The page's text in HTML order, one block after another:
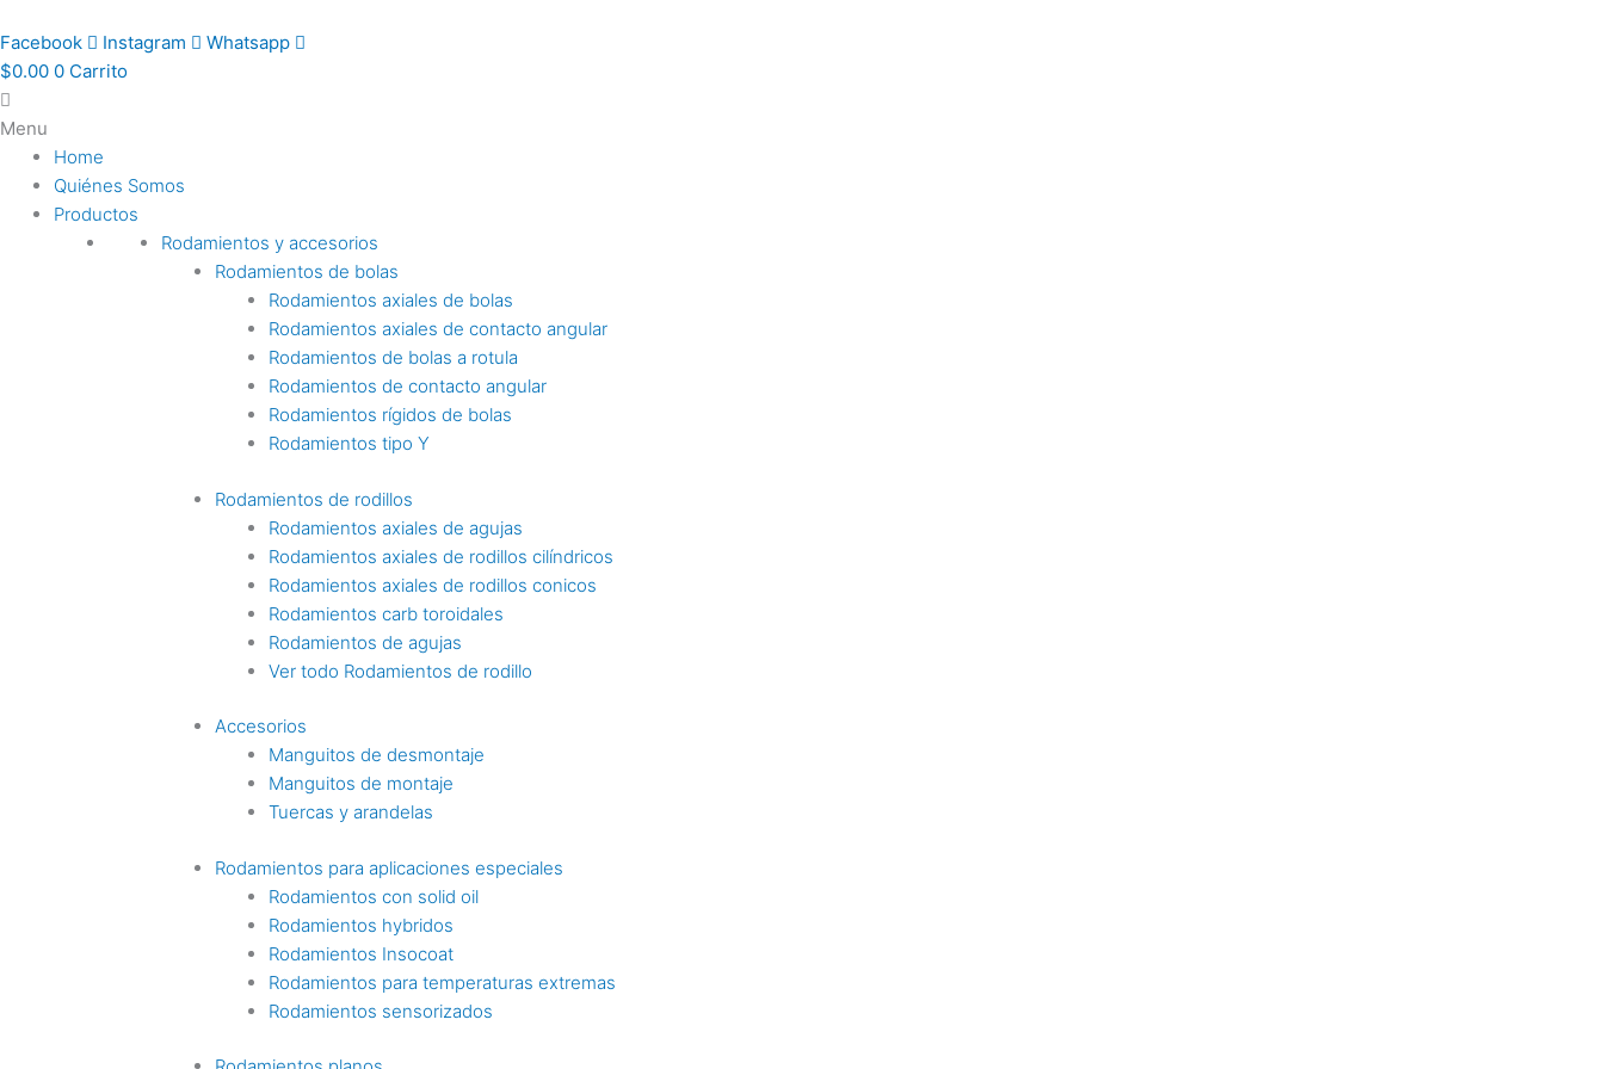
al
contenido
Facebook Instagram
Whatsapp
$0.00 0 Carrito
Menu
Home
Quiénes Somos
Productos
Rodamientos y accesorios
Rodamientos de bolas
Rodamientos axiales de bolas
Rodamientos axiales de contacto angular
Rodamientos de bolas a rotula
Rodamientos de contacto angular
Rodamientos rígidos de bolas
Rodamientos tipo Y
Rodamientos de rodillos
Rodamientos axiales de agujas
Rodamientos axiales de rodillos cilíndricos
Rodamientos axiales de rodillos conicos
Rodamientos carb toroidales
Rodamientos de agujas
Ver todo Rodamientos de rodillo
Accesorios
Manguitos de desmontaje
Manguitos de montaje
Tuercas y arandelas
Rodamientos para aplicaciones especiales
Rodamientos con solid oil
Rodamientos hybridos
Rodamientos Insocoat
Rodamientos para temperaturas extremas
Rodamientos sensorizados